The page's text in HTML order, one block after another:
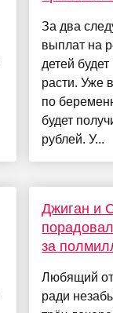
За два
выплат на
детей
расти. Уже
по
будет
рублей. У...
Джиган и
за
Любящий
ради